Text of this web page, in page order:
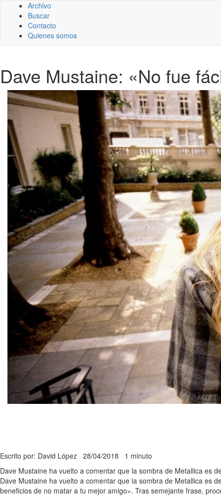
Archivo
Buscar
Contacto
Quienes somos
Dave Mustaine: «No fue
Escrito por: David López 28/04/2018 1 minuto
Dave Mustaine ha vuelto a comentar que la sombra de Metallica es
Dave Mustaine ha vuelto a comentar que la sombra de Metallica es
beneficios de no matar a tu mejor amigo». Tras semejante frase,